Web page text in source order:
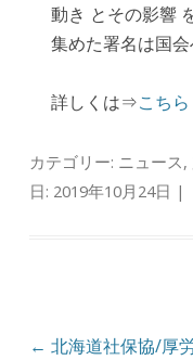
動き とその影響
集めた署名は国会
詳しくは⇒こちら
カテゴリー: ニュース ,
日: 2019年10月24日 |
投稿ナビゲーション
← 北海道社保協/厚